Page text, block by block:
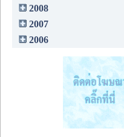
2008
2007
2006